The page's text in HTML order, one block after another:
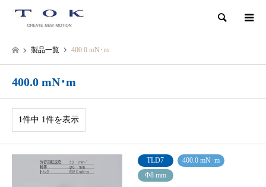
検索
製品一覧 400.0 mN･m
400.0 mN･m
1件中 1件を表示
TLD7
400.0 mN･m
Φ8 mm